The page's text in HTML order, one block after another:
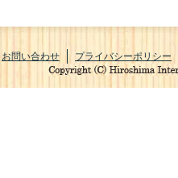
お問い合わせ プライバシーポリシー